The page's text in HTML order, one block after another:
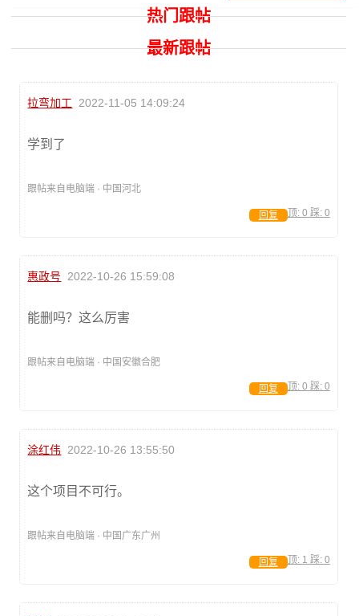
热门跟帖
最新跟帖
拉弯加工 2022-11-05 14:09:24
学到了
跟帖来自电脑端 · 中国河北
顶: 0 踩: 0
回复
惠政号 2022-10-26 15:59:08
能删吗？这么厉害
跟帖来自电脑端 · 中国安徽合肥
顶: 0 踩: 0
回复
涂红伟 2022-10-26 13:55:50
这个项目不可行。
跟帖来自电脑端 · 中国广东广州
顶: 1 踩: 0
回复